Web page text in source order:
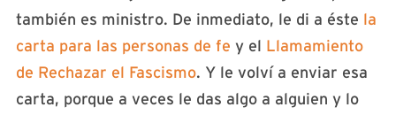
también es ministro. De inmediato, le di a éste la
carta para las personas de fe y el Llamamiento
de Rechazar el Fascismo. Y le volví a enviar esa
carta, porque a veces le das algo a alguien y lo